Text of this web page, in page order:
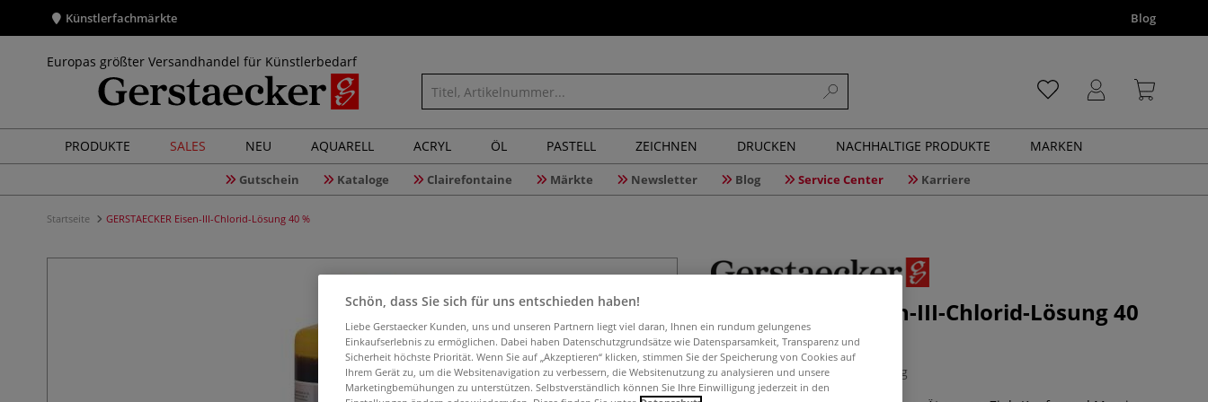
Künstlerfachmärkte Blog
Europas größter Versandhandel für Künstlerbedarf
PRODUKTE SALES NEU AQUARELL ACRYL ÖL PASTELL ZEICHNEN DRUCKEN NACHHALTIGE PRODUKTE MARKEN
Gutschein Kataloge Clairefontaine Märkte Newsletter Blog Service Center Karriere
Startseite GERSTAECKER Eisen-III-Chlorid-Lösung 40 %
GERSTAECKER Eisen-III-Chlorid-Lösung 40
%
1 Bewertung
Schön, dass Sie sich für uns entschieden haben!
Liebe Gerstaecker Kunden, uns und unseren Partnern liegt viel daran, Ihnen ein rundum gelungenes
Einkaufserlebnis zu ermöglichen. Dabei haben Datenschutzgrundsätze wie Datensparsamkeit, Transparenz und
Sicherheit höchste Priorität. Wenn Sie auf „Akzeptieren“ klicken, stimmen Sie der Speicherung von Cookies auf
Ihrem Gerät zu, um die Websitenavigation zu verbessern, die Websitenutzung zu analysieren und unsere
Marketingbemühungen zu unterstützen. Selbstverständlich können Sie Ihre Einwilligung jederzeit in den